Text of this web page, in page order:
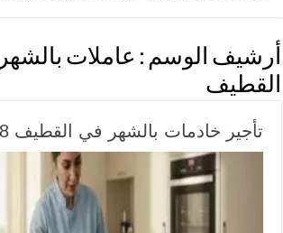
أرشيف الوسم : عاملات
القطيف
تأجير خادمات بالشهر في القطيف 0581641878